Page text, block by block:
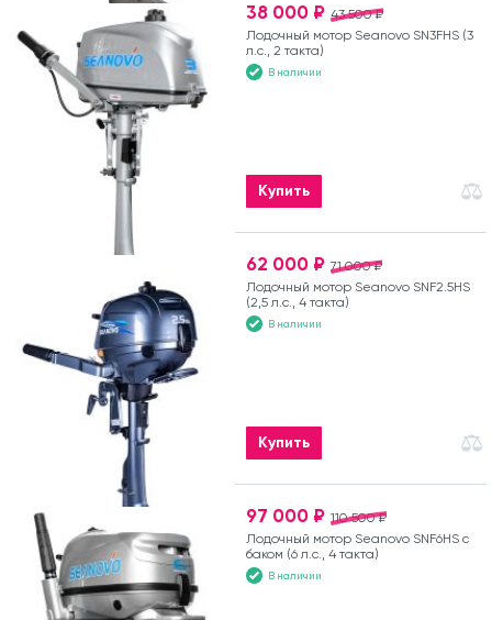
43 500 ₽
38 000 ₽
Лодочный мотор Seanovo SN3FHS (3
л.с., 2 такта)
В наличии
Купить
71 000 ₽
62 000 ₽
Лодочный мотор Seanovo SNF2.5HS
(2,5 л.с., 4 такта)
В наличии
Купить
110 500 ₽
97 000 ₽
Лодочный мотор Seanovo SNF6HS с
баком (6 л.с., 4 такта)
В наличии